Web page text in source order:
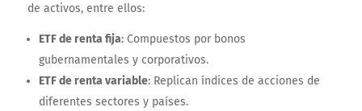
de activos, entre ellos:
ETF de renta fija: Compuestos por bonos
gubernamentales y corporativos.
ETF de renta variable: Replican índices de acciones de
diferentes sectores y países.